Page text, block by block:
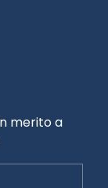
merito a